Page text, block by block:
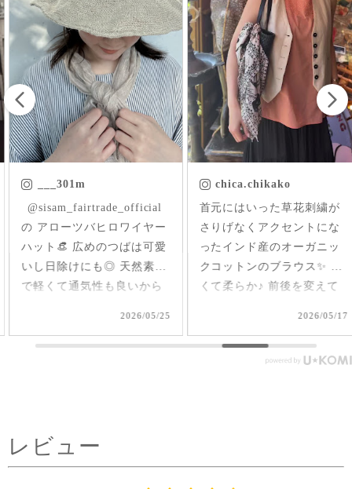
___301m
ㅤㅤㅤ @sisam_fairtrade_official
の アローツバヒロワイヤー
ハット👒 広めのつばは可愛
いし日除けにも◎ 天然素材
で軽くて通気性も良いから
フェアトレード #fairtrade #
2026/05/25
chica.chikako
首元にはいった草花刺繍が
さりげなくアクセントにな
ったインド産のオーガニッ
クコットンのブラウス✨ 軽
くて柔らか♪ 前後を変えて
で可愛いいけど、刺繍面を
前にした時はリネンジレと
2026/05/17
レビュー